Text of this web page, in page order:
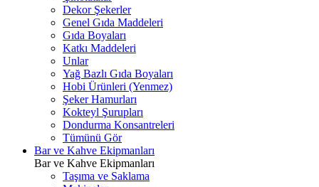
Dekor Şekerler
Genel Gıda Maddeleri
Gıda Boyaları
Katkı Maddeleri
Unlar
Yağ Bazlı Gıda Boyaları
Hobi Ürünleri (Yenmez)
Şeker Hamurları
Kokteyl Şurupları
Dondurma Konsantreleri
Tümünü Gör
Bar ve Kahve Ekipmanları
Bar ve Kahve Ekipmanları
Taşıma ve Saklama